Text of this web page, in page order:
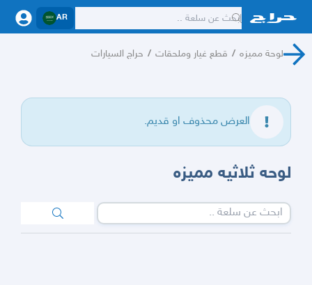
AR
لوحة مميزه / قطع غيار وملحقات / حراج السيارات
العرض محذوف او قديم.
لوحه ثلاثيه مميزه